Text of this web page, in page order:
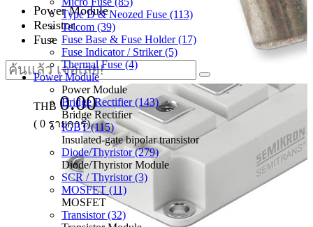
Power Module
Resistor
Fuse
THB 0.00
( 0 รายการ)
Type D & Neozed Fuse (113)
Telcom (39)
Fuse Base & Fuse Holder (17)
Fuse Indicator / Striker (5)
Thermal Fuse (4)
Power Module
Power Module
Bridge Rectifier (143)
Bridge Rectifier
IGBT (115)
Insulated-gate bipolar transistor
Diode/Thyristor (279)
Diode/Thyristor Module
SCR / Thyristor (3)
MOSFET (11)
MOSFET
Transistor (32)